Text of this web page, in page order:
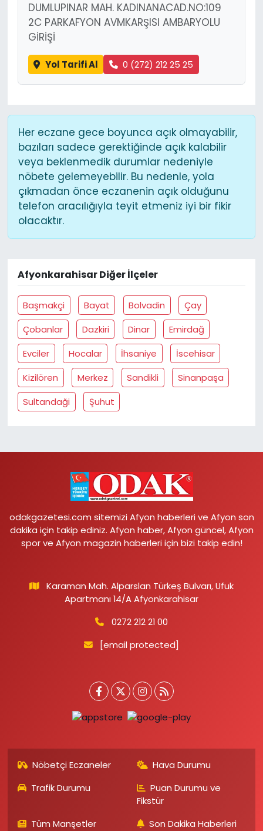
DUMLUPINAR MAH. KADINANACAD.NO:109
2C PARKAFYON AVMKARŞISI AMBARYOLU
GİRİŞİ
Yol Tarifi Al 0 (272) 212 25 25
Her eczane gece boyunca açık olmayabilir,
bazıları sadece gerektiğinde açık kalabilir
veya beklenmedik durumlar nedeniyle
nöbete gelemeyebilir. Bu nedenle, yola
çıkmadan önce eczanenin açık olduğunu
telefon aracılığıyla teyit etmeniz iyi bir fikir
olacaktır.
Afyonkarahisar Diğer İlçeler
Başmakçi Bayat Bolvadin
Çay
Çobanlar
Dazkiri Dinar
Emirdağ
Evciler
Hocalar İhsaniye
İscehisar
Kizilören
Merkez Sandikli
Sinanpaşa
Sultandaği
Şuhut
odakgazetesi.com sitemizi Afyon haberleri ve Afyon son
dakika için takip ediniz. Afyon haber, Afyon güncel, Afyon
spor ve Afyon magazin haberleri için bizi takip edin!
Karaman Mah. Alparslan Türkeş Bulvarı, Ufuk
Apartmanı 14/A Afyonkarahisar
0272 212 21 00
[email protected]
Nöbetçi Eczaneler
Hava Durumu
Trafik Durumu
Puan Durumu ve
Fikstür
Tüm Manşetler
Son Dakika Haberleri